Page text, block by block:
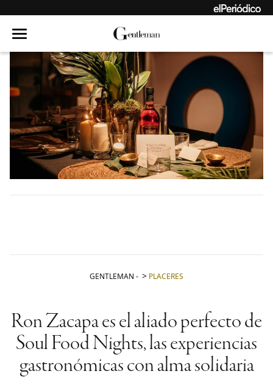
GENTLEMAN - PLACERES
Ron Zacapa es el aliado perfecto de
Soul Food Nights, las experiencias
gastronómicas con alma solidaria